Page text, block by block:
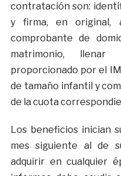
contratación son:
y firma, en original,
comprobante de
matrimonio, llenar
proporcionado por el
de tamaño infantil y
de la cuota
Los beneficios inician
mes siguiente al de
adquirir en cualquier